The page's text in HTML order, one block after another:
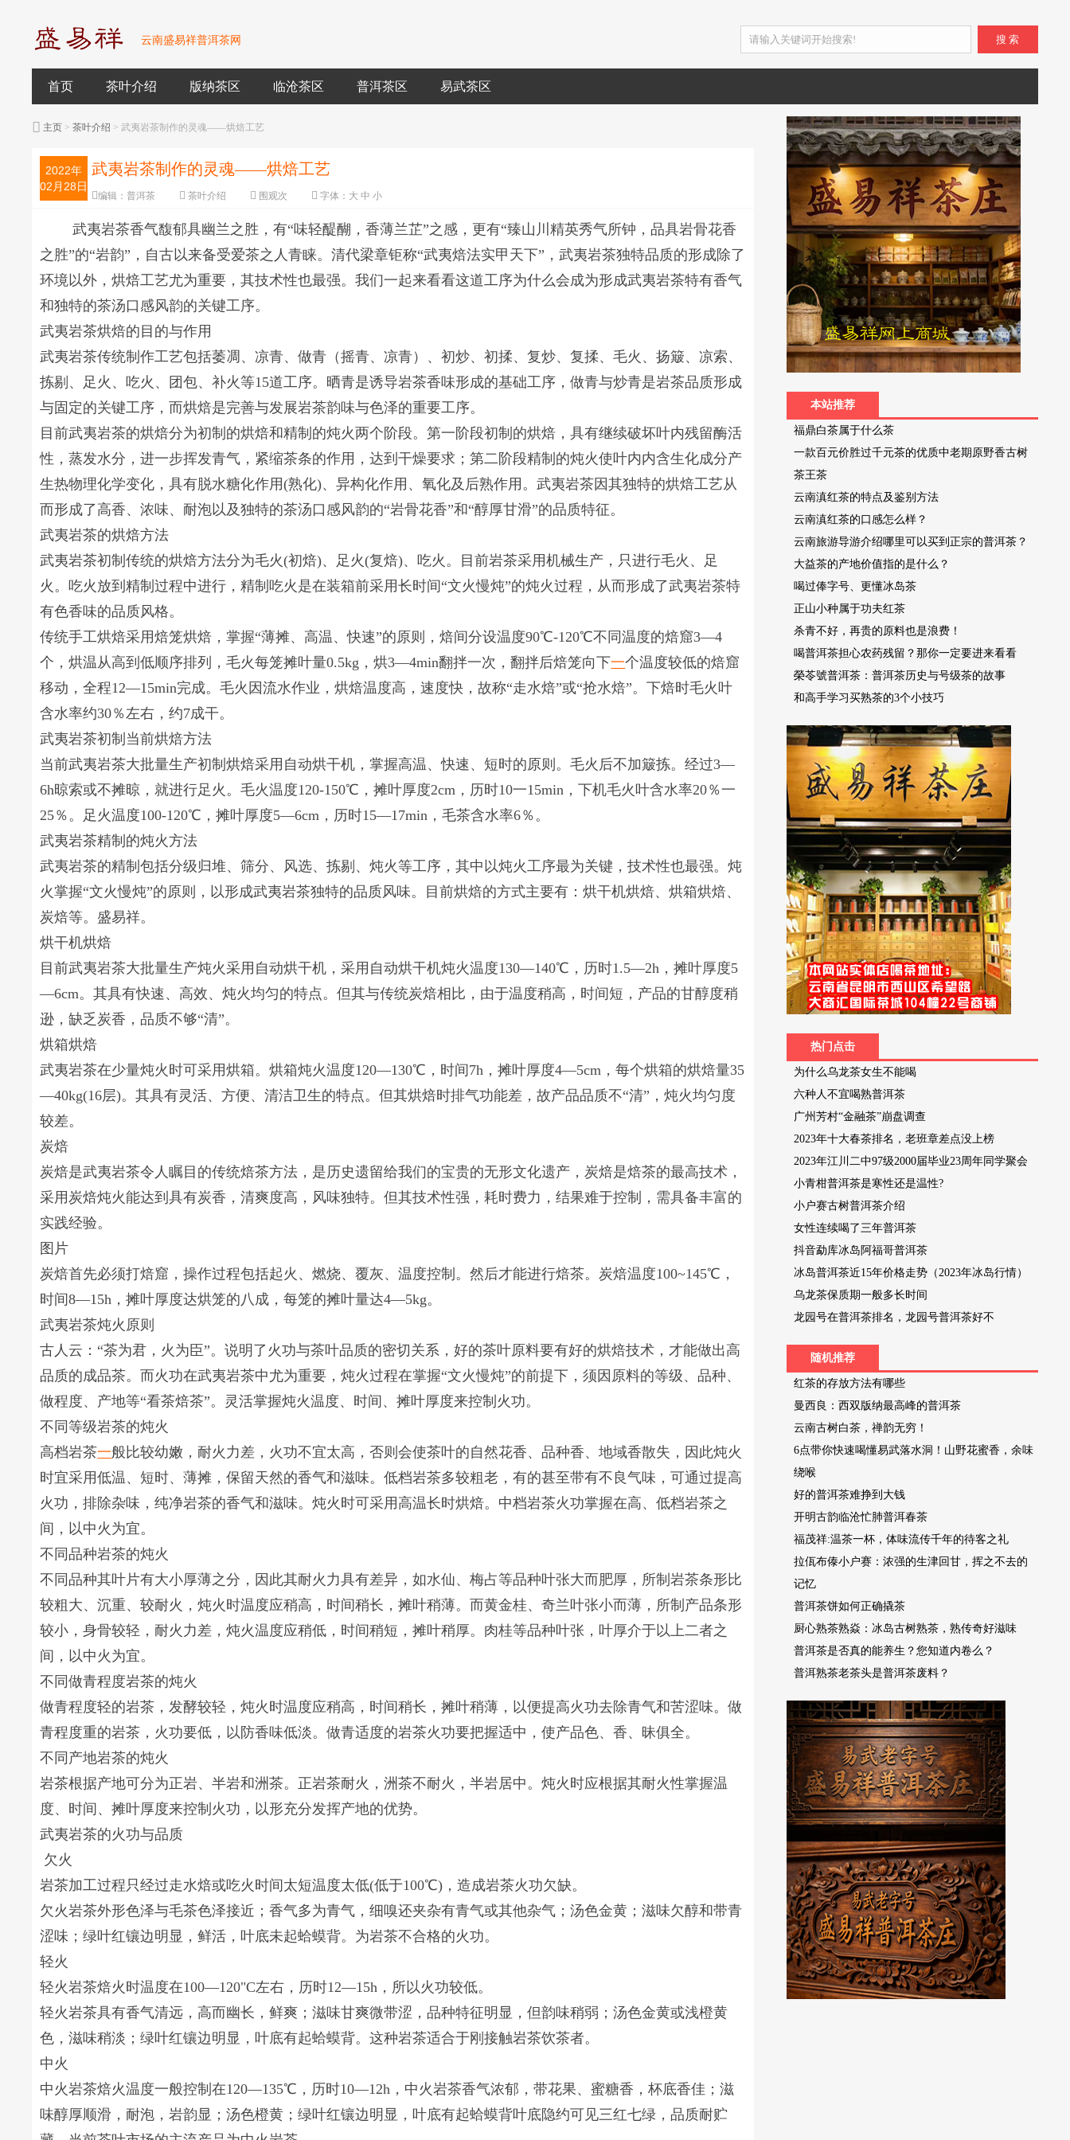
云南盛易祥普洱茶网 搜 索
首页 茶叶介绍 版纳茶区 临沧茶区 普洱茶区 易武茶区
主页 >茶叶介绍 > 武夷岩茶制作的灵魂——烘焙工艺
2022年
02月28日
武夷岩茶制作的灵魂——烘焙工艺
编辑：普洱茶 茶叶介绍 围观次 字体： 大 中 小
武夷岩茶香气馥郁具幽兰之胜，有“味轻醍醐，香薄兰芷”之感，更有“臻山川精英秀气所钟，品具岩骨花香
之胜”的“岩韵”，自古以来备受爱茶之人青睐。清代梁章钜称“武夷焙法实甲天下”，武夷岩茶独特品质的形成除了
环境以外，烘焙工艺尤为重要，其技术性也最强。我们一起来看看这道工序为什么会成为形成武夷岩茶特有香气
和独特的茶汤口感风韵的关键工序。
武夷岩茶烘焙的目的与作用
武夷岩茶传统制作工艺包括萎凋、凉青、做青（摇青、凉青）、初炒、初揉、复炒、复揉、毛火、扬簸、凉索、
拣剔、足火、吃火、团包、补火等15道工序。晒青是诱导岩茶香味形成的基础工序，做青与炒青是岩茶品质形成
与固定的关键工序，而烘焙是完善与发展岩茶韵味与色泽的重要工序。
目前武夷岩茶的烘焙分为初制的烘焙和精制的炖火两个阶段。第一阶段初制的烘焙，具有继续破坏叶内残留酶活
性，蒸发水分，进一步挥发青气，紧缩茶条的作用，达到干燥要求；第二阶段精制的炖火使叶内内含生化成分产
生热物理化学变化，具有脱水糖化作用(熟化)、异构化作用、氧化及后熟作用。武夷岩茶因其独特的烘焙工艺从
而形成了高香、浓味、耐泡以及独特的茶汤口感风韵的“岩骨花香”和“醇厚甘滑”的品质特征。
武夷岩茶的烘焙方法
武夷岩茶初制传统的烘焙方法分为毛火(初焙)、足火(复焙)、吃火。目前岩茶采用机械生产，只进行毛火、足
火。吃火放到精制过程中进行，精制吃火是在装箱前采用长时间“文火慢炖”的炖火过程，从而形成了武夷岩茶特
有色香味的品质风格。
传统手工烘焙采用焙笼烘焙，掌握“薄摊、高温、快速”的原则，焙间分设温度90℃-120℃不同温度的焙窟3—4
个，烘温从高到低顺序排列，毛火每笼摊叶量0.5kg，烘3—4min翻拌一次，翻拌后焙笼向下一个温度较低的焙窟
移动，全程12—15min完成。毛火因流水作业，烘焙温度高，速度快，故称“走水焙”或“抢水焙”。下焙时毛火叶
含水率约30％左右，约7成干。
武夷岩茶初制当前烘焙方法
当前武夷岩茶大批量生产初制烘焙采用自动烘干机，掌握高温、快速、短时的原则。毛火后不加簸拣。经过3—
6h晾索或不摊晾，就进行足火。毛火温度120-150℃，摊叶厚度2cm，历时10一15min，下机毛火叶含水率20％一
25％。足火温度100-120℃，摊叶厚度5—6cm，历时15—17min，毛茶含水率6％。
武夷岩茶精制的炖火方法
武夷岩茶的精制包括分级归堆、筛分、风选、拣剔、炖火等工序，其中以炖火工序最为关键，技术性也最强。炖
火掌握“文火慢炖”的原则，以形成武夷岩茶独特的品质风味。目前烘焙的方式主要有：烘干机烘焙、烘箱烘焙、
炭焙等。盛易祥。
烘干机烘焙
目前武夷岩茶大批量生产炖火采用自动烘干机，采用自动烘干机炖火温度130—140℃，历时1.5—2h，摊叶厚度5
—6cm。其具有快速、高效、炖火均匀的特点。但其与传统炭焙相比，由于温度稍高，时间短，产品的甘醇度稍
逊，缺乏炭香，品质不够“清”。
烘箱烘焙
武夷岩茶在少量炖火时可采用烘箱。烘箱炖火温度120—130℃，时间7h，摊叶厚度4—5cm，每个烘箱的烘焙量35
—40kg(16层)。其具有灵活、方便、清洁卫生的特点。但其烘焙时排气功能差，故产品品质不“清”，炖火均匀度
较差。
炭焙
炭焙是武夷岩茶令人瞩目的传统焙茶方法，是历史遗留给我们的宝贵的无形文化遗产，炭焙是焙茶的最高技术，
采用炭焙炖火能达到具有炭香，清爽度高，风味独特。但其技术性强，耗时费力，结果难于控制，需具备丰富的
实践经验。
图片
炭焙首先必须打焙窟，操作过程包括起火、燃烧、覆灰、温度控制。然后才能进行焙茶。炭焙温度100~145℃，
时间8—15h，摊叶厚度达烘笼的八成，每笼的摊叶量达4—5kg。
武夷岩茶炖火原则
古人云：“茶为君，火为臣”。说明了火功与茶叶品质的密切关系，好的茶叶原料要有好的烘焙技术，才能做出高
品质的成品茶。而火功在武夷岩茶中尤为重要，炖火过程在掌握“文火慢炖”的前提下，须因原料的等级、品种、
做程度、产地等“看茶焙茶”。灵活掌握炖火温度、时间、摊叶厚度来控制火功。
不同等级岩茶的炖火
高档岩茶一般比较幼嫩，耐火力差，火功不宜太高，否则会使茶叶的自然花香、品种香、地域香散失，因此炖火
时宜采用低温、短时、薄摊，保留天然的香气和滋味。低档岩茶多较粗老，有的甚至带有不良气味，可通过提高
火功，排除杂味，纯净岩茶的香气和滋味。炖火时可采用高温长时烘焙。中档岩茶火功掌握在高、低档岩茶之
间，以中火为宜。
不同品种岩茶的炖火
不同品种其叶片有大小厚薄之分，因此其耐火力具有差异，如水仙、梅占等品种叶张大而肥厚，所制岩茶条形比
较粗大、沉重、较耐火，炖火时温度应稍高，时间稍长，摊叶稍薄。而黄金桂、奇兰叶张小而薄，所制产品条形
较小，身骨较轻，耐火力差，炖火温度应稍低，时间稍短，摊叶稍厚。肉桂等品种叶张，叶厚介于以上二者之
间，以中火为宜。
不同做青程度岩茶的炖火
做青程度轻的岩茶，发酵较轻，炖火时温度应稍高，时间稍长，摊叶稍薄，以便提高火功去除青气和苦涩味。做
青程度重的岩茶，火功要低，以防香味低淡。做青适度的岩茶火功要把握适中，使产品色、香、昧俱全。
不同产地岩茶的炖火
岩茶根据产地可分为正岩、半岩和洲茶。正岩茶耐火，洲茶不耐火，半岩居中。炖火时应根据其耐火性掌握温
度、时间、摊叶厚度来控制火功，以形充分发挥产地的优势。
武夷岩茶的火功与品质
欠火
岩茶加工过程只经过走水焙或吃火时间太短温度太低(低于100℃)，造成岩茶火功欠缺。
欠火岩茶外形色泽与毛茶色泽接近；香气多为青气，细嗅还夹杂有青气或其他杂气；汤色金黄；滋味欠醇和带青
涩味；绿叶红镶边明显，鲜活，叶底未起蛤蟆背。为岩茶不合格的火功。
轻火
轻火岩茶焙火时温度在100—120"C左右，历时12—15h，所以火功较低。
轻火岩茶具有香气清远，高而幽长，鲜爽；滋味甘爽微带涩，品种特征明显，但韵味稍弱；汤色金黄或浅橙黄
色，滋味稍淡；绿叶红镶边明显，叶底有起蛤蟆背。这种岩茶适合于刚接触岩茶饮茶者。
中火
中火岩茶焙火温度一般控制在120—135℃，历时10—12h，中火岩茶香气浓郁，带花果、蜜糖香，杯底香佳；滋
味醇厚顺滑，耐泡，岩韵显；汤色橙黄；绿叶红镶边明显，叶底有起蛤蟆背叶底隐约可见三红七绿，品质耐贮
本站推荐
福鼎白茶属于什么茶
一款百元价胜过千元茶的优质中老期原野香古树
茶王茶
云南滇红茶的特点及鉴别方法
云南滇红茶的口感怎么样？
云南旅游导游介绍哪里可以买到正宗的普洱茶？
大益茶的产地价值指的是什么？
喝过俸字号、更懂冰岛茶
正山小种属于功夫红茶
杀青不好，再贵的原料也是浪费！
喝普洱茶担心农药残留？那你一定要进来看看
榮苓號普洱茶：普洱茶历史与号级茶的故事
和高手学习买熟茶的3个小技巧
热门点击
为什么乌龙茶女生不能喝
六种人不宜喝熟普洱茶
广州芳村“金融茶”崩盘调查
2023年十大春茶排名，老班章差点没上榜
2023年江川二中97级2000届毕业23周年同学聚会
小青柑普洱茶是寒性还是温性?
小户赛古树普洱茶介绍
女性连续喝了三年普洱茶
抖音勐库冰岛阿福哥普洱茶
冰岛普洱茶近15年价格走势（2023年冰岛行情）
乌龙茶保质期一般多长时间
龙园号在普洱茶排名，龙园号普洱茶好不
随机推荐
红茶的存放方法有哪些
曼西良：西双版纳最高峰的普洱茶
云南古树白茶，禅韵无穷！
6点带你快速喝懂易武落水洞！山野花蜜香，余味
绕喉
好的普洱茶难挣到大钱
开明古韵临沧忙肺普洱春茶
福茂祥:温茶一杯，体味流传千年的待客之礼
拉佤布傣小户赛：浓强的生津回甘，挥之不去的
记忆
普洱茶饼如何正确撬茶
厨心熟茶熟焱：冰岛古树熟茶，熟传奇好滋味
普洱茶是否真的能养生？您知道内卷么？
普洱熟茶老茶头是普洱茶废料？